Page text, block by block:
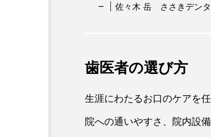
佐々木 岳 ささきデンタ
歯医者の選び方
生涯にわたるお口のケアを
院への通いやすさ、院内設